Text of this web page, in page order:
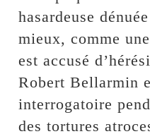
hasardeuse
mieux, comme
est accusé
Robert Bellarmin
interrogatoire
des tortures